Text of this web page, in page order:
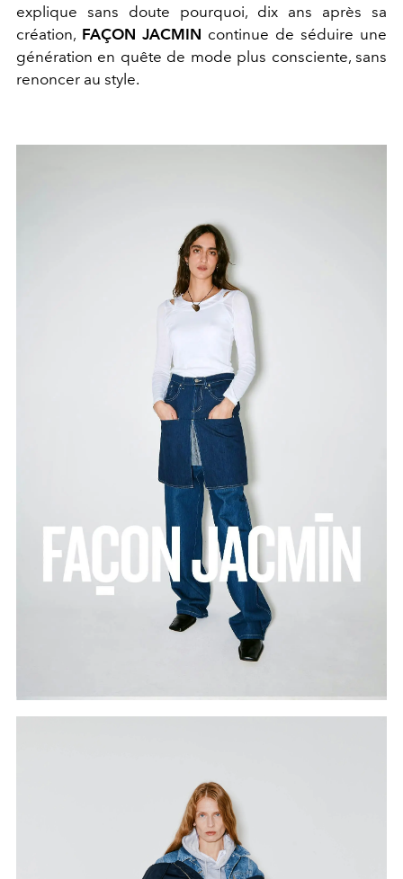
explique sans doute pourquoi, dix ans après sa
création, FAÇON JACMIN continue de séduire une
génération en quête de mode plus consciente, sans
renoncer au style.